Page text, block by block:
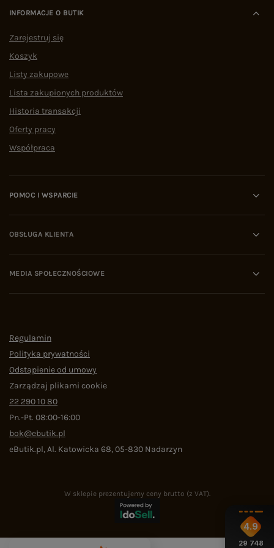
INFORMACJE O BUTIK
Zarejestruj się
Koszyk
Listy zakupowe
Lista zakupionych produktów
Historia transakcji
Oferty pracy
Współpraca
POMOC I WSPARCIE
OBSŁUGA KLIENTA
MEDIA SPOŁECZNOŚCIOWE
Regulamin
Polityka prywatności
Odstąpienie od umowy
Zarządzaj plikami cookie
22 290 10 80
Pn.-Pt. 08:00-16:00
bok@ebutik.pl
eButik.pl,Al. Katowicka 68,05-830 Nadarzyn
W sklepie prezentujemy ceny brutto (z VAT).
4.9
29 748